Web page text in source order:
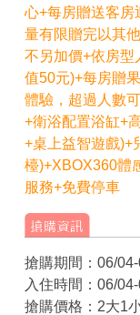
心+每房贈送客房
量有限贈完以其
不另加價+依房型
值50元)+每房贈
體驗，超過人數
+衛浴配置浴缸+
+桌上益智遊戲)+
檯)+XBOX360體
服務+免費停車
搶購期間：06/
入住時間：06/
搶購價格：2大1